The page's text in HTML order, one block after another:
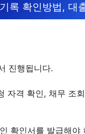
록 확인방법, 대
진행됩니다.
자격 확인, 채무 조
확인서를 발급해야